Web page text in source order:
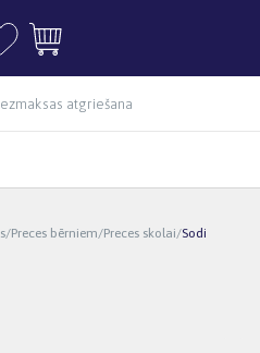
atgriešana
/Preces bērniem/Preces skolai/Sodi